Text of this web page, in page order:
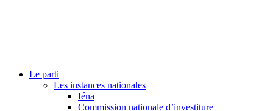
Le parti
Les instances nationales
Iéna
Commission nationale d’investiture